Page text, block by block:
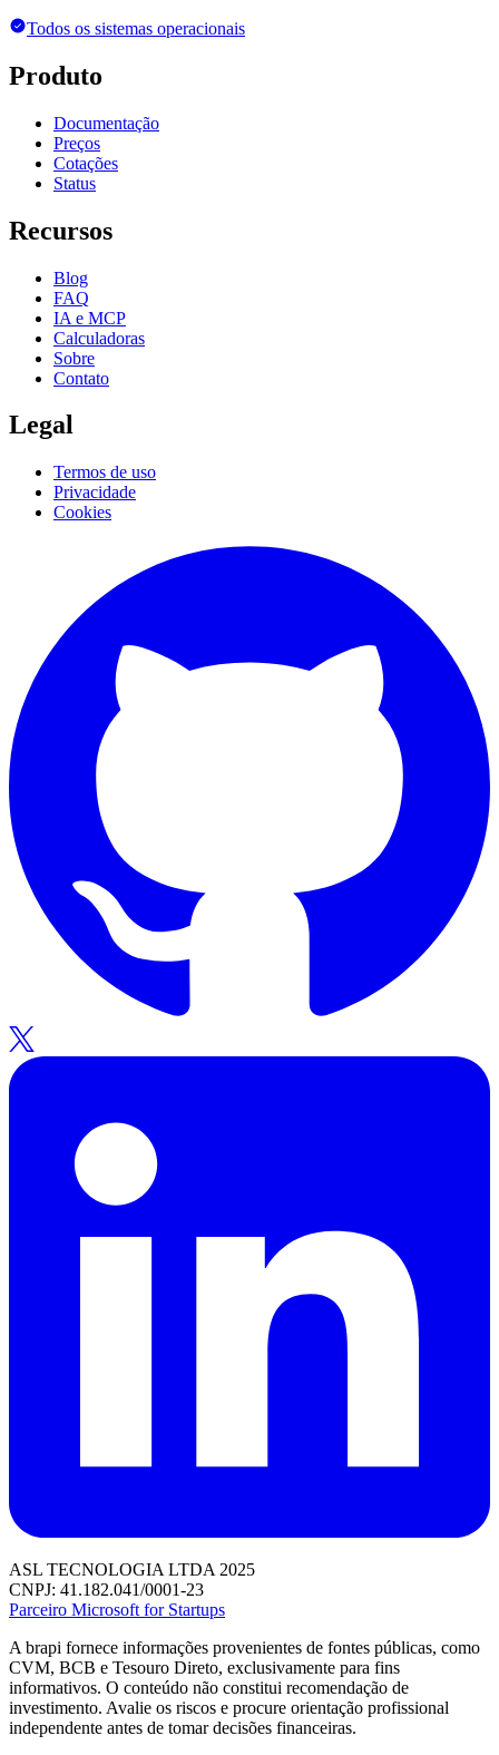
Todos os sistemas operacionais
Produto
Documentação
Preços
Cotações
Status
Recursos
Blog
FAQ
IA e MCP
Calculadoras
Sobre
Contato
Legal
Termos de uso
Privacidade
Cookies
ASL TECNOLOGIA LTDA 2025
CNPJ: 41.182.041/0001-23
Parceiro Microsoft for Startups
A brapi fornece informações provenientes de fontes públicas, como
CVM, BCB e Tesouro Direto, exclusivamente para fins
informativos. O conteúdo não constitui recomendação de
investimento. Avalie os riscos e procure orientação profissional
independente antes de tomar decisões financeiras.